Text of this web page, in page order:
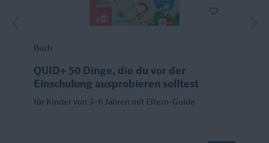
Buch
QUID+ 50 Dinge, die du vor der
Einschulung ausprobieren solltest
für Kinder von 3–6 Jahren mit Eltern-Guide